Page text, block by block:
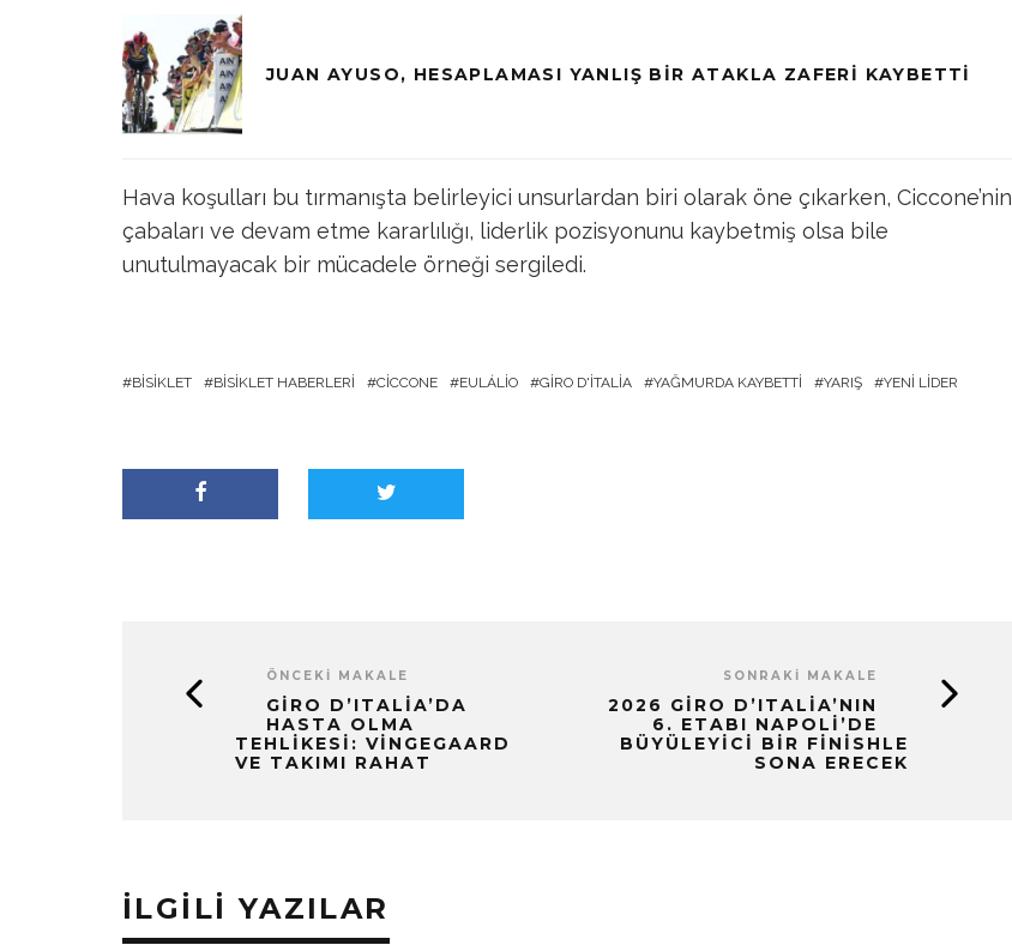
JUAN AYUSO, HESAPLAMASI YANLIŞ BIR ATAKLA ZAFERI KAYBETTI
Hava koşulları bu tırmanışta belirleyici unsurlardan biri olarak öne çıkarken, Ciccone’nin
çabaları ve devam etme kararlılığı, liderlik pozisyonunu kaybetmiş olsa bile
unutulmayacak bir mücadele örneği sergiledi.
BISIKLET BISIKLET HABERLERI CICCONE EULÁLIO GIRO D'ITALIA YAĞMURDA KAYBETTI YARIŞ YENI LIDER
ÖNCEKI MAKALE
GIRO D’ITALIA’DA
HASTA OLMA
TEHLIKESI: VINGEGAARD
VE TAKIMI RAHAT
SONRAKI MAKALE
2026 GIRO D’ITALIA’NIN
6. ETABI NAPOLI’DE
BÜYÜLEYICI BIR FINISHLE
SONA ERECEK
İLGILI YAZILAR